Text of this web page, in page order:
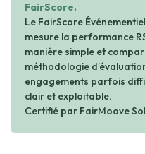
FairScore.
Le FairScore
mesure la performance
manière simple et
méthodologie
engagements parfois
clair et exploitable.
Certifié par FairMoove